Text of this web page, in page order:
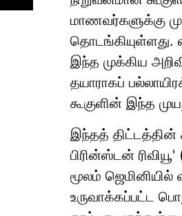
மாணவர்களுக்கு
தொடங்கியுள்ளது.
இந்த முக்கிய
தயாராகப்
கூகுளின் இந்த
இந்தத் திட்டத்தின்
பிரின்ஸ்டன்
மூலம்
உருவாக்கப்பட்ட